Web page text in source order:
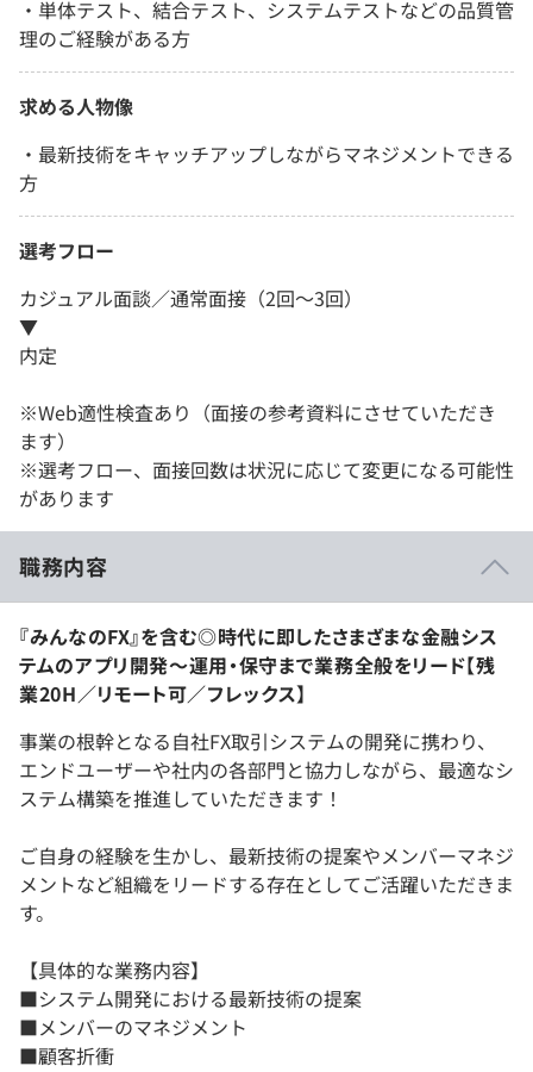
・単体テスト、結合テスト、システムテストなどの品質管
理のご経験がある方
求める人物像
・最新技術をキャッチアップしながらマネジメントできる
方
選考フロー
カジュアル面談／通常面接（2回〜3回）
▼
内定
※Web適性検査あり（面接の参考資料にさせていただき
ます）
※選考フロー、面接回数は状況に応じて変更になる可能性
があります
職務内容
『みんなのFX』を含む◎時代に即したさまざまな金融シス
テムのアプリ開発〜運用・保守まで業務全般をリード【残
業20H／リモート可／フレックス】
事業の根幹となる自社FX取引システムの開発に携わり、
エンドユーザーや社内の各部門と協力しながら、最適なシ
ステム構築を推進していただきます！
ご自身の経験を生かし、最新技術の提案やメンバーマネジ
メントなど組織をリードする存在としてご活躍いただきま
す。
【具体的な業務内容】
■システム開発における最新技術の提案
■メンバーのマネジメント
■顧客折衝